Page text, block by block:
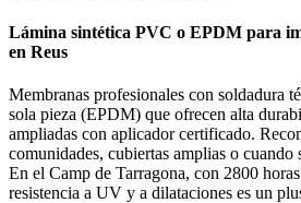
Lámina sintética PVC o EPDM para
en Reus
Membranas profesionales con soldadura
sola pieza (EPDM) que ofrecen alta
ampliadas con aplicador certificado.
comunidades, cubiertas amplias o
En el Camp de Tarragona, con 2800
resistencia a UV y a dilataciones es un